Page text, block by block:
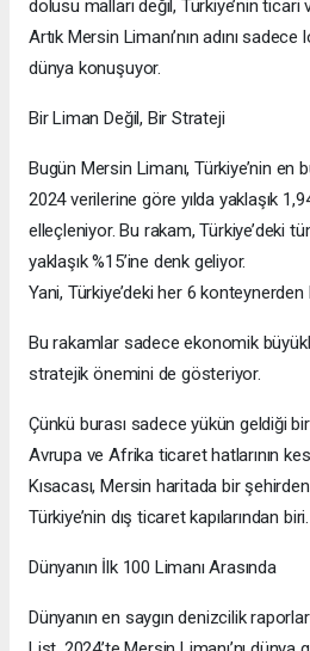
dolusu malları değil, Türkiye’nin ticari
Artık Mersin Limanı’nın adını
dünya konuşuyor.
Bir Liman Değil, Bir Strateji
Bugün Mersin Limanı, Türkiye’nin en
2024 verilerine göre yılda yaklaşık
elleçleniyor. Bu rakam, Türkiye’deki
yaklaşık %15’ine denk geliyor.
Yani, Türkiye’deki her 6
Bu rakamlar sadece ekonomik
stratejik önemini de gösteriyor.
Çünkü burası sadece yükün geldiği
Avrupa ve Afrika ticaret hatlarının
Kısacası, Mersin haritada bir
Türkiye’nin dış ticaret kapılarından biri.
Dünyanın İlk 100 Limanı Arasında
Dünyanın en saygın denizcilik